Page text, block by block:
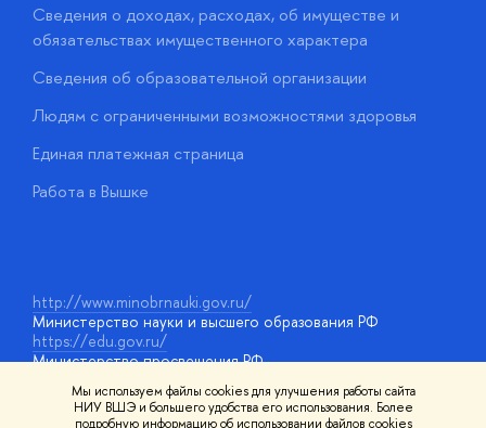
Мы используем файлы cookies для улучшения работы сайта
НИУ ВШЭ и большего удобства его использования. Более
подробную информацию об использовании файлов cookies
Сведения о доходах, расходах, об имуществе и
обязательствах имущественного характера
Сведения об образовательной организации
Людям с ограниченными возможностями здоровья
Единая платежная страница
Работа в Вышке
http://www.minobrnauki.gov.ru/
Министерство науки и высшего образования РФ
https://edu.gov.ru/
Министерство просвещения РФ
Массовые открытые онлайн-курсы